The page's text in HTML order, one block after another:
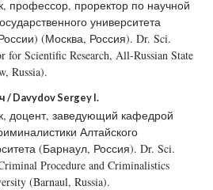
профессор, проректор по научной
университета
(Москва, Россия). Dr. Sci.
for Scientific Research, All-Russian State
Russia).
/ Davydov Sergey I.
доцент, заведующий кафедрой
Алтайского
(Барнаул, Россия). Dr. Sci.
Procedure and Criminalistics
(Barnaul, Russia).